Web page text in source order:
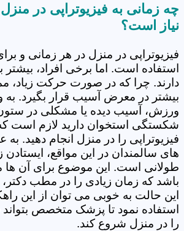
چه زمانی به فیزیوتراپی در
نیاز است؟
فیزیوتراپی در منزل در هر زمانی و
استفاده است. اما برخی افراد، بیشتر
دارند. چرا که در صورت حرکت زیاد،
بیشتر در معرض آسیب قرار بگیرد. به
ورزش، آسیب دیده یا مشکلی در
شکستگی استخوان دارید لازم است که
فیزیوتراپی را در منزل انجام دهید. به
های سالمندان در این مواقع،
طولانی است. این موضوع برای آن ها
باشد که زمان زیادی را در مطب دکتر،
این حالت به خوبی می توان از این
استفاده نمود تا پزشک متخصص بتواند
را در منزل شروع کند.